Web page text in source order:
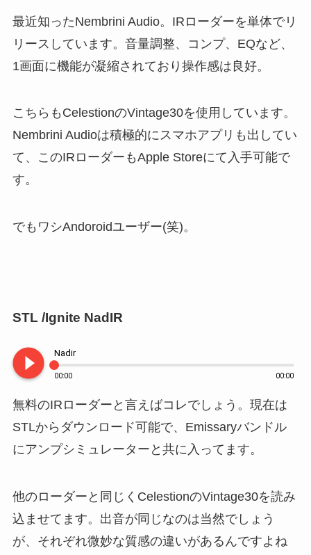
最近知ったNembrini Audio。IRローダーを単体でリ
リースしています。音量調整、コンプ、EQなど、
1画面に機能が凝縮されており操作感は良好。
こちらもCelestionのVintage30を使用しています。
Nembrini Audioは積極的にスマホアプリも出してい
て、このIRローダーもApple Storeにて入手可能で
す。
でもワシAndoroidユーザー(笑)。
STL /Ignite NadIR
play_circle_filled Nadir
00:00 00:00
無料のIRローダーと言えばコレでしょう。現在は
STLからダウンロード可能で、Emissaryバンドル
にアンプシミュレーターと共に入ってます。
他のローダーと同じくCelestionのVintage30を読み
込ませてます。出音が同じなのは当然でしょう
が、それぞれ微妙な質感の違いがあるんですよね